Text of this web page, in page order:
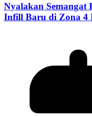
Nyalakan Semangat
Infill Baru di Zona 4